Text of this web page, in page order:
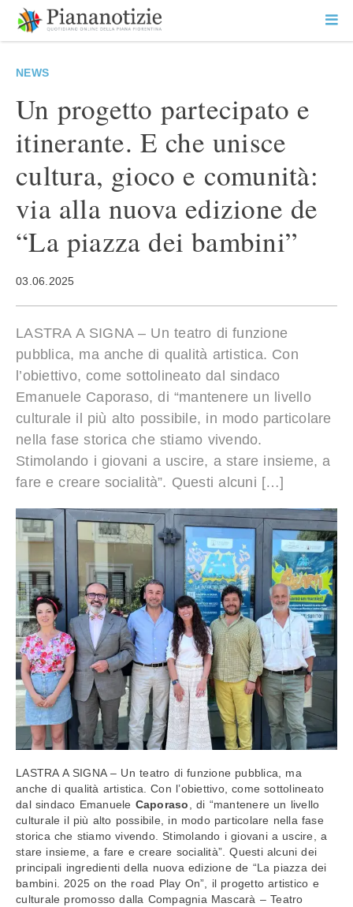
contenuto
SEARCH
NEWS
Un progetto partecipato e
itinerante. E che unisce
cultura, gioco e comunità:
via alla nuova edizione de
“La piazza dei bambini”
03.06.2025
LASTRA A SIGNA – Un teatro di funzione
pubblica, ma anche di qualità artistica. Con
l’obiettivo, come sottolineato dal sindaco
Emanuele Caporaso, di “mantenere un livello
culturale il più alto possibile, in modo particolare
nella fase storica che stiamo vivendo.
Stimolando i giovani a uscire, a stare insieme, a
fare e creare socialità”. Questi alcuni […]
LASTRA A SIGNA – Un teatro di funzione pubblica, ma
anche di qualità artistica. Con l’obiettivo, come sottolineato
dal sindaco Emanuele Caporaso , di “mantenere un livello
culturale il più alto possibile, in modo particolare nella fase
storica che stiamo vivendo. Stimolando i giovani a uscire, a
stare insieme, a fare e creare socialità”. Questi alcuni dei
principali ingredienti della nuova edizione de “La piazza dei
bambini. 2025 on the road Play On”, il progetto artistico e
culturale promosso dalla Compagnia Mascarà – Teatro